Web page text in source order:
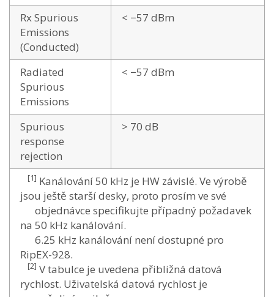
Rx Spurious
Emissions
(Conducted)
< −57 dBm
Radiated
Spurious
Emissions
< −57 dBm
Spurious
response
rejection
> 70 dB
[1] Kanálování 50 kHz je HW závislé. Ve výrobě
jsou ještě starší desky, proto prosím ve své
objednávce specifikujte případný požadavek
na 50 kHz kanálování.
6.25 kHz kanálování není dostupné pro
RipEX-928.
[2] V tabulce je uvedena přibližná datová
rychlost. Uživatelská datová rychlost je